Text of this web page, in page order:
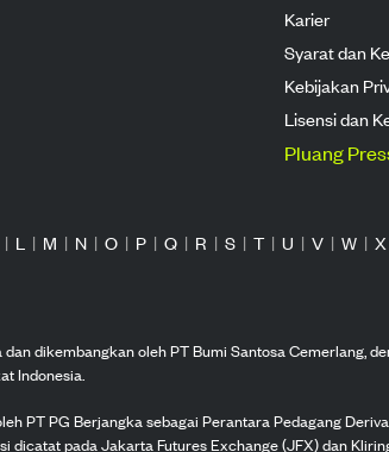
Karier
Syarat dan
Kebijakan
Lisensi dan
Pluang
| L | M | N | O | P | Q | R | S | T | U | V | W | X
dikembangkan oleh PT Bumi Santosa
Indonesia.
PT PG Berjangka sebagai Perantara Pedagang
dicatat pada Jakarta Futures Exchange (JFX) dan